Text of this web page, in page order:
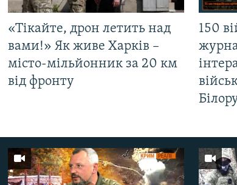
«Тікайте, дрон летить над
вами!» Як живе Харків –
місто-мільйонник за 20 км
від фронту
150